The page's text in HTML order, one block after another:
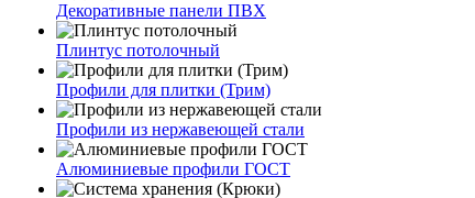
Декоративные панели ПВХ
Плинтус потолочный
Профили для плитки (Трим)
Профили из нержавеющей стали
Алюминиевые профили ГОСТ